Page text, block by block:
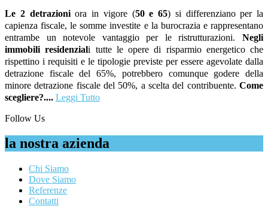
Le 2 detrazioniora in vigore (50 e 65) si differenziano per la
capienza fiscale, le somme investite e la burocrazia e rappresentano
entrambe un notevole vantaggio per le ristrutturazioni. Negli
immobili residenziali tutte le opere di risparmio energetico che
rispettino i requisiti e le tipologie previste per essere agevolate dalla
detrazione fiscale del 65%, potrebbero comunque godere della
minore detrazione fiscale del 50%, a scelta del contribuente. Come
scegliere?.... Leggi Tutto
Follow Us
la nostra azienda
Chi Siamo
Dove Siamo
Referenze
Contatti